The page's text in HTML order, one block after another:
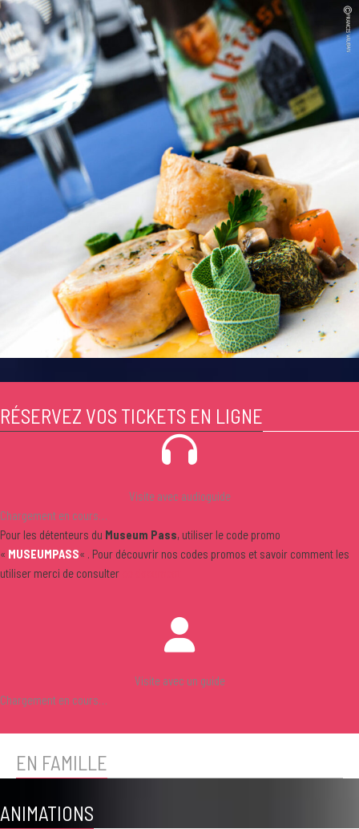
RÉSERVEZ VOS TICKETS EN LIGNE
Visite avec audioguide
Chargement en cours…
Pour les détenteurs du Museum Pass, utiliser le code promo
« MUSEUMPASS« . Pour découvrir nos codes promos et savoir comment les
utiliser merci de consulter
Visite avec un guide
Chargement en cours…
EN FAMILLE
ANIMATIONS